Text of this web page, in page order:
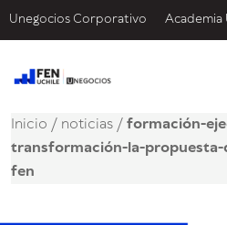
Unegocios Corporativo Academia
Inicio / noticias /formación-
transformación-la-
fen